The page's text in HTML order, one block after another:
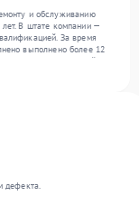
и обслуживанию
В штате компании —
За время
выполнено более 12
более 300 обращений,
и предлагаем
дефекта.